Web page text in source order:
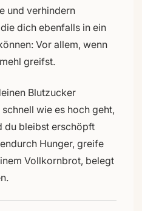
und verhindern
dich ebenfalls in ein
Vor allem, wenn
greifst.
Blutzucker
wie es hoch geht,
du bleibst erschöpft
Hunger, greife
Vollkornbrot, belegt